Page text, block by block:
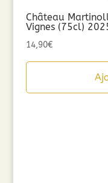
Château
Vignes (75cl)
14,90€